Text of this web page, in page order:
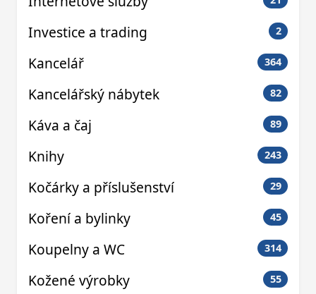
Investice a trading 2
Kancelář 364
Kancelářský nábytek 82
Káva a čaj 89
Knihy 243
Kočárky a příslušenství 29
Koření a bylinky 45
Koupelny a WC 314
Kožené výrobky 55